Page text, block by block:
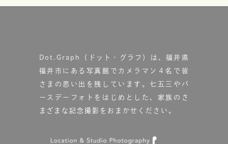
Dot.Graph（ドット・グラフ）は、福井県
福井市にある写真館で カメラマン４名で皆
さまの思い出を残しています。七五三やバ
ースデーフォトをはじめとした、家族のさ
まざまな記念撮影をおまかせください。